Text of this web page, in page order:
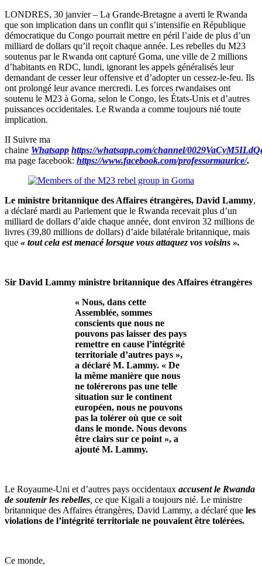
LONDRES, 30 janvier – La Grande-Bretagne a averti le Rwanda
que son implication dans un conflit qui s’intensifie en République
démocratique du Congo pourrait mettre en péril l’aide de plus d’un
milliard de dollars qu’il reçoit chaque année. Les rebelles du M23
soutenus par le Rwanda ont capturé Goma, une ville de 2 millions
d’habitants en RDC, lundi, ignorant les appels généralisés leur
demandant de cesser leur offensive et d’adopter un cessez-le-feu. Ils
ont prolongé leur avance mercredi. Les forces rwandaises ont
soutenu le M23 à Goma, selon le Congo, les États-Unis et d’autres
puissances occidentales. Le Rwanda a comme toujours nié toute
implication.
II Suivre ma
chaine Whatsapp https://whatsapp.com/channel/
ma page facebook: https://www.facebook.com/professormaurice/.
Le ministre britannique des Affaires étrangères, David Lammy,
a déclaré mardi au Parlement que le Rwanda recevait plus d’un
milliard de dollars d’aide chaque année, dont environ 32 millions de
livres (39,80 millions de dollars) d’aide bilatérale britannique, mais
que « tout cela est menacé lorsque vous attaquez vos voisins ».
Sir David Lammy ministre britannique des Affaires étrangères
« Nous, dans cette
Assemblée, sommes
conscients que nous ne
pouvons pas laisser des pays
remettre en cause l’intégrité
territoriale d’autres pays »,
a déclaré M. Lammy. « De
la même manière que nous
ne tolérerons pas une telle
situation sur le continent
européen, nous ne pouvons
pas la tolérer où que ce soit
dans le monde. Nous devons
être clairs sur ce point », a
ajouté M. Lammy.
Le Royaume-Uni et d’autres pays occidentaux accusent le Rwanda
de soutenir les rebelles ce que Kigali a toujours nié. Le ministre
britannique des Affaires étrangères, David Lammy, a déclaré que les
violations de l’intégrité territoriale ne pouvaient être tolérées.
Ce monde,